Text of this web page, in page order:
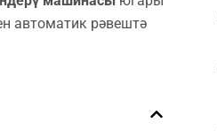
автоматик рәвештә